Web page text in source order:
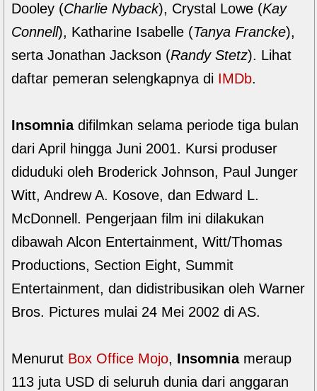
Dooley (Charlie Nyback), Crystal Lowe (Kay
Connell), Katharine Isabelle (Tanya Francke),
serta Jonathan Jackson (Randy Stetz). Lihat
daftar pemeran selengkapnya di IMDb.
Insomniadifilmkan selama periode tiga bulan
dari April hingga Juni 2001. Kursi produser
diduduki oleh Broderick Johnson, Paul Junger
Witt, Andrew A. Kosove, dan Edward L.
McDonnell. Pengerjaan film ini dilakukan
dibawah Alcon Entertainment, Witt/Thomas
Productions, Section Eight, Summit
Entertainment, dan didistribusikan oleh Warner
Bros. Pictures mulai 24 Mei 2002 di AS.
Menurut Box Office Mojo, Insomniameraup
113 juta USD di seluruh dunia dari anggaran